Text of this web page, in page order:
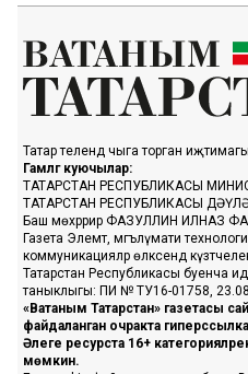
Татар телендә чыга торган
Гамәлгә куючылар:
ТАТАРСТАН РЕСПУБЛИКАСЫ
ТАТАРСТАН РЕСПУБЛИКАСЫ
Баш мөхәррир ФАЗУЛЛИН ИЛНАЗ
Газета Элемтә, мәгълүмати
коммуникацияләр өлкәсендә
Татарстан Республикасы буенча
таныклыгы: ПИ № ТУ16-01758,
«Ватаным Татарстан» газетасы
файдаланган очракта гиперссылка
Әлеге ресурста 16+
мөмкин.